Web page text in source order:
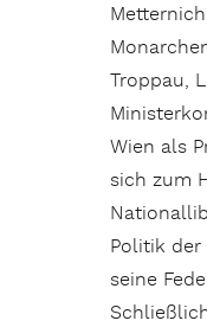
Troppau,
Wien als
sich zum
Politik der
seine